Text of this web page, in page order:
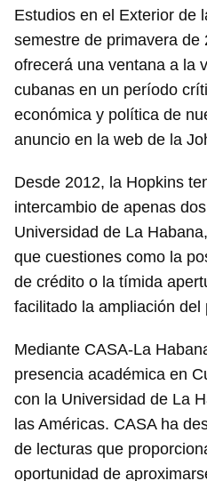
Estudios en el Exterior de
semestre de primavera de
ofrecerá una ventana a la
cubanas en un período
económica y política de
anuncio en la web de la
Desde 2012, la Hopkins
intercambio de apenas
Universidad de La
que cuestiones como la
de crédito o la tímida
facilitado la ampliación del
Mediante CASA-La
presencia académica en
con la Universidad de La
las Américas. CASA ha
de lecturas que
oportunidad de